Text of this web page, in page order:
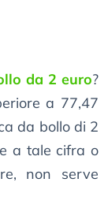
da 2 euro?
a 77,47
da bollo di 2
a tale cifra o
non serve